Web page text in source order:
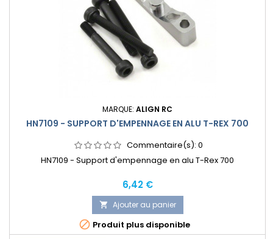
MARQUE: ALIGN RC
HN7109 - SUPPORT D'EMPENNAGE EN ALU T-REX 700
Commentaire(s): 0
HN7109 - Support d'empennage en alu T-Rex 700
Prix
6,42 €
 Ajouter au panier
 Produit plus disponible